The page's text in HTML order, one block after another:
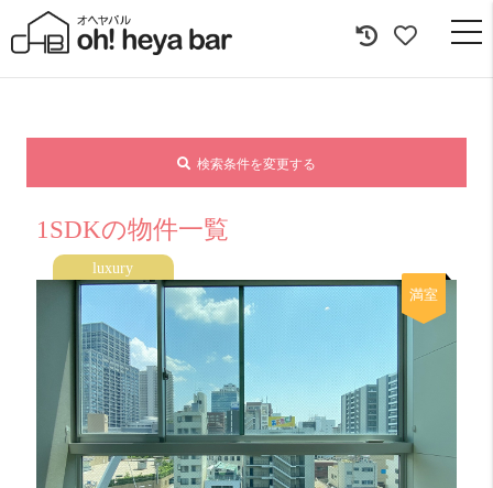
検索条件を変更する
1SDKの物件一覧
luxury
満室